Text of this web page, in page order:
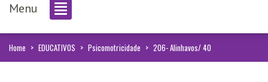
Menu
Home > EDUCATIVOS > Psicomotricidade > 206- Alinhavos/ 40